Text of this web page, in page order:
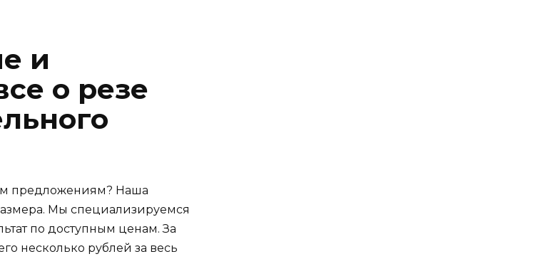
и
о резе
предложениям? Наша
Мы специализируемся
по доступным ценам. За
несколько рублей за весь